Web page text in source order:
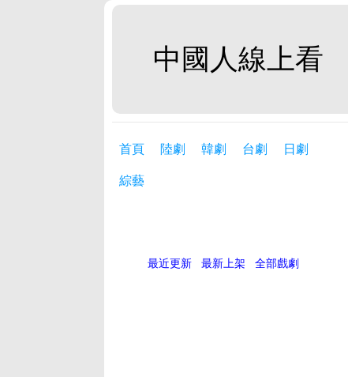
中國人線上看
首頁 陸劇 韓劇 台劇 日劇
綜藝
最近更新 最新上架 全部戲劇